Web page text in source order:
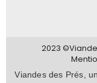
2023
Viandes des Prés,